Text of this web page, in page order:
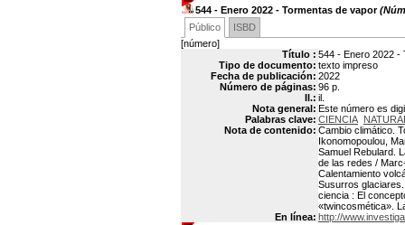
544 - Enero 2022 - Tormentas de vapor
Público
ISBD
[número]
Título : 544 - Enero 2022 -
Tipo de documento: texto impreso
Fecha de publicación: 2022
Número de páginas: 96 p.
Il.: il.
Nota general: Este número es
Palabras clave: CIENCIA
Nota de contenido: Cambio climático.
Ikonomopoulou,
Samuel Rebulard.
de las redes /
Calentamiento
Susurros
ciencia : El
«twincosmética».
En línea: http://